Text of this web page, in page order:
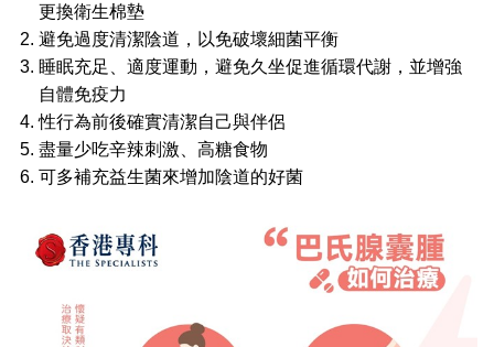
更換衛生棉墊
避免過度清潔陰道，以免破壞細菌平衡
睡眠充足、適度運動，避免久坐促進循環代謝，並增強
自體免疫力
性行為前後確實清潔自己與伴侶
盡量少吃辛辣刺激、高糖食物
可多補充益生菌來增加陰道的好菌